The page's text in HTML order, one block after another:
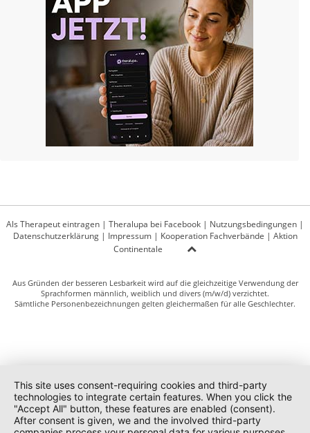
Als Therapeut eintragen | Theralupa bei Facebook | Nutzungsbedingungen |
Datenschutzerklärung| Impressum| Kooperation Fachverbände | Aktion
Continentale
Aus Gründen der besseren Lesbarkeit wird auf die gleichzeitige Verwendung der
Sprachformen männlich, weiblich und divers (m/w/d) verzichtet.
Sämtliche Personenbezeichnungen gelten gleichermaßen für alle Geschlechter.
This site uses consent-requiring cookies and third-party
technologies to integrate certain features. When you click the
"Accept All" button, these features are enabled (consent).
After consent is given, we and the involved third-party